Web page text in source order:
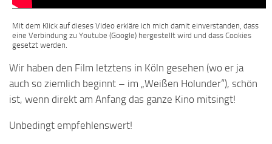
Mit dem Klick auf dieses Video erkläre ich mich damit einverstanden, dass
eine Verbindung zu Youtube (Google) hergestellt wird und dass Cookies
gesetzt werden.
Wir haben den Film letztens in Köln gesehen (wo er ja
auch so ziemlich beginnt – im „Weißen Holunder“), schön
ist, wenn direkt am Anfang das ganze Kino mitsingt!
Unbedingt empfehlenswert!